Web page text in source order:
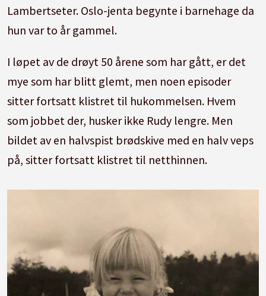
Lambertseter. Oslo-jenta begynte i barnehage da
hun var to år gammel.
I løpet av de drøyt 50 årene som har gått, er det
mye som har blitt glemt, men noen episoder
sitter fortsatt klistret til hukommelsen. Hvem
som jobbet der, husker ikke Rudy lengre. Men
bildet av en halvspist brødskive med en halv veps
på, sitter fortsatt klistret til netthinnen.